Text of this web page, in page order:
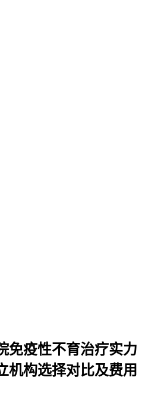
免疫性不育治疗实力
机构选择对比及费用